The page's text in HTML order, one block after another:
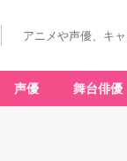
アニメや声優、キ
声優 舞台俳優